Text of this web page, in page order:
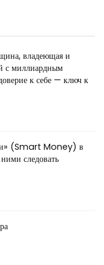
владеющая и
с миллиардным
к себе — ключ к
(Smart Money) в
следовать